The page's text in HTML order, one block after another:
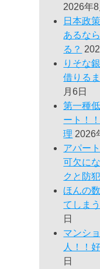
2026年8
日本政
あるな
る？
りそな
借りる
月6日
第一種
ート！
理 2026
アパー
可欠に
クと防
ほんの
てしま
日
マンシ
人！！
日